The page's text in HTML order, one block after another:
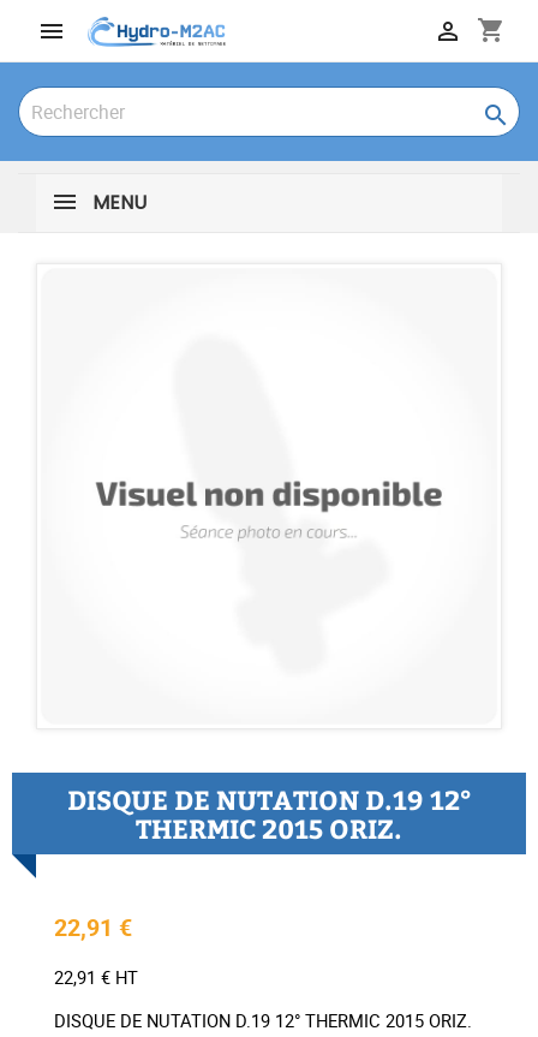
 shopping_cart


MENU
DISQUE DE NUTATION D.19 12°
THERMIC 2015 ORIZ.
22,91 €
22,91 € HT
DISQUE DE NUTATION D.19 12° THERMIC 2015 ORIZ.